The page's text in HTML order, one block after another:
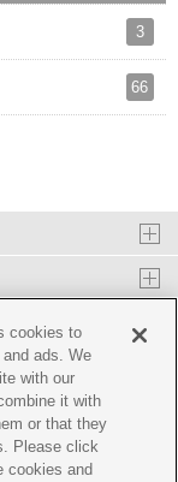
3
66
cookies to
ads. We
with our
it with
or that they
Please click
cookies and